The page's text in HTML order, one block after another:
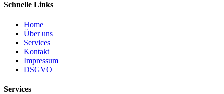
Schnelle Links
Home
Über uns
Services
Kontakt
Impressum
DSGVO
Services